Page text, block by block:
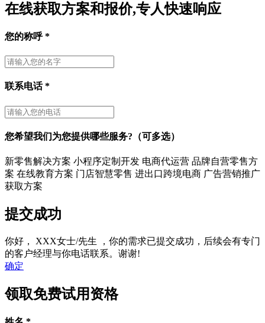
在线获取方案和报价,专人快速响应
您的称呼*
联系电话*
您希望我们为您提供哪些服务?（可多选）
新零售解决方案 小程序定制开发 电商代运营 品牌自营零售方
案 在线教育方案 门店智慧零售 进出口跨境电商 广告营销推广
获取方案
提交成功
你好， XXX女士/先生
，你的需求已提交成功，后续会有专门
的客户经理与你电话联系。谢谢!
确定
领取免费试用资格